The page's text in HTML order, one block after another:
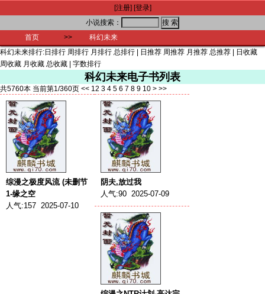
[注册] [登录]
小说搜索：
首页
>>
科幻未来
科幻未来排行:日排行 周排行 月排行 总排行 日推荐 周推荐 月推荐 总推荐
日收藏
周收藏 月收藏 总收藏 字数排行
科幻未来电子书列表
共5760本 当前第1/360页 << 12 3 4 5 6 7 8 9 10 > >>
综漫之极度风流 (未删节
1-缘之空
人气:157 2025-07-10
阴夫,放过我
人气:90 2025-07-09